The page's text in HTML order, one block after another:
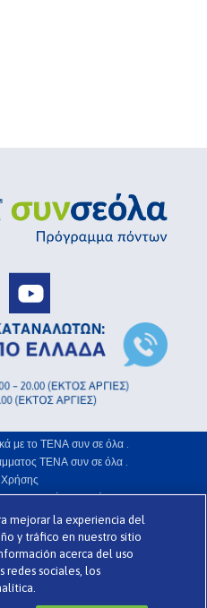
με το ΤΕΝΑ συν σε όλα .
ΤΕΝΑ συν σε όλα .
. Γλωσσάριο . Χρήση Cookies .
© Essity Hellas
>
mejorar la experiencia del
y tráfico en nuestro sitio
acerca del uso
redes sociales, los